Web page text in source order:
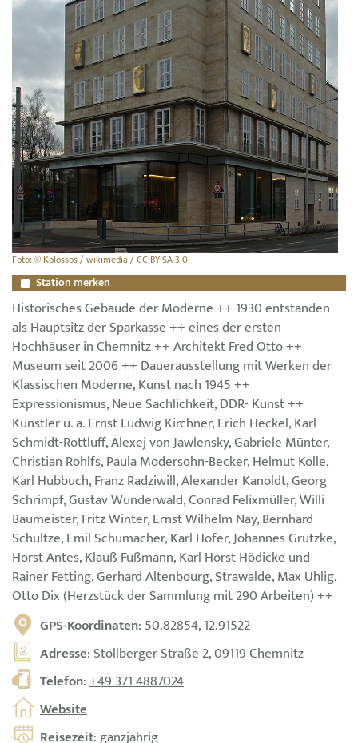
Foto: © Kolossos / wikimedia / CC BY-SA 3.0
Station merken
Historisches Gebäude der Moderne ++ 1930 entstanden
als Hauptsitz der Sparkasse ++ eines der ersten
Hochhäuser in Chemnitz ++ Architekt Fred Otto ++
Museum seit 2006 ++ Dauerausstellung mit Werken der
Klassischen Moderne, Kunst nach 1945 ++
Expressionismus, Neue Sachlichkeit, DDR- Kunst ++
Künstler u. a. Ernst Ludwig Kirchner, Erich Heckel, Karl
Schmidt-Rottluff, Alexej von Jawlensky, Gabriele Münter,
Christian Rohlfs, Paula Modersohn-Becker, Helmut Kolle,
Karl Hubbuch, Franz Radziwill, Alexander Kanoldt, Georg
Schrimpf, Gustav Wunderwald, Conrad Felixmüller, Willi
Baumeister, Fritz Winter, Ernst Wilhelm Nay, Bernhard
Schultze, Emil Schumacher, Karl Hofer, Johannes Grützke,
Horst Antes, Klauß Fußmann, Karl Horst Hödicke und
Rainer Fetting, Gerhard Altenbourg, Strawalde, Max Uhlig,
Otto Dix (Herzstück der Sammlung mit 290 Arbeiten) ++
GPS-Koordinaten: 50.82854, 12.91522
Adresse: Stollberger Straße 2, 09119 Chemnitz
Telefon:+49 371 4887024
Website
Reisezeit: ganzjährig